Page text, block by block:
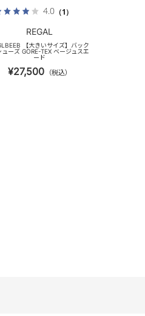
4.0（1）
REGAL
【大きいサイズ】バック
ューズ GORE-TEX ベージュスエ
ード
¥27,500 （税込）